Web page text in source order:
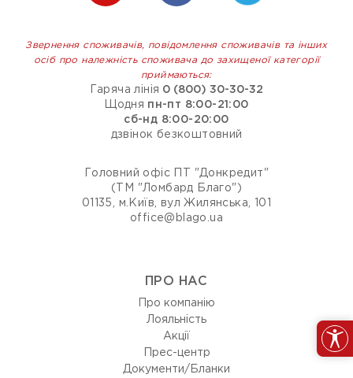
Звернення споживачів, повідомлення споживачів та інших
осіб про належність споживача до захищеної категорії
приймаються:
Гаряча лінія 0 (800) 30-30-32
Щодня пн-пт 8:00-21:00
сб-нд 8:00-20:00
дзвінок безкоштовний
Головний офіс ПТ "Донкредит"
(ТМ "Ломбард Благо")
01135, м.Київ, вул Жилянська, 101
office@blago.ua
ПРО НАС
Про компанію
Лояльність
Акції
Прес-центр
Документи/Бланки